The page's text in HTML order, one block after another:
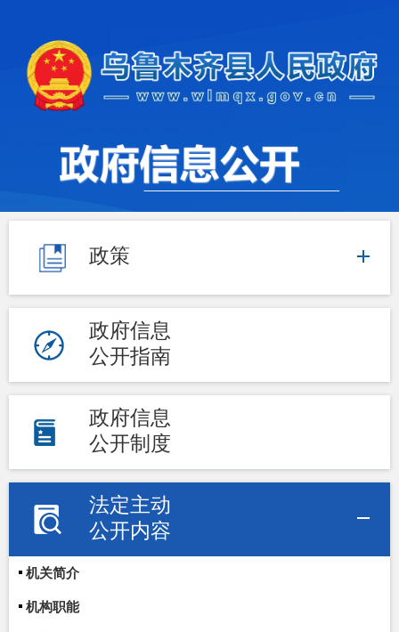
政策
政府信息
公开指南
政府信息
公开制度
法定主动
公开内容
机关简介
机构职能